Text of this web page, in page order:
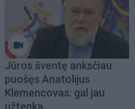
Jūros šventę anksčiau
puošęs Anatolijus
Klemencovas: gal jau
užtenka